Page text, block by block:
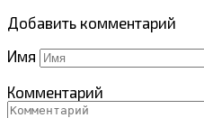
Добавить комментарий
Имя
Комментарий